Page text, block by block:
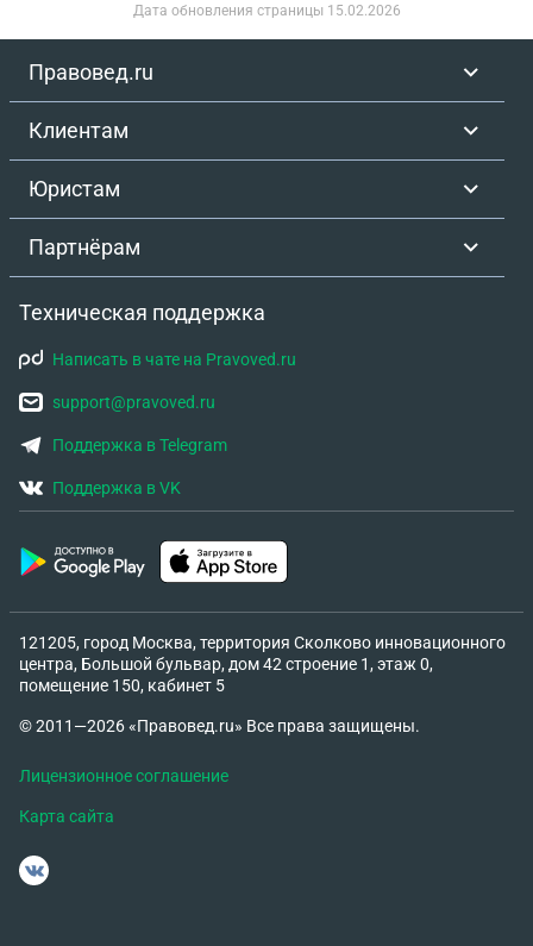
Дата обновления страницы 15.02.2026
Правовед.ru
Клиентам
Юристам
Партнёрам
Техническая поддержка
Написать в чате на Pravoved.ru
support@pravoved.ru
Поддержка в Telegram
Поддержка в VK
121205, город Москва, территория Сколково инновационного
центра, Большой бульвар, дом 42 строение 1, этаж 0,
помещение 150, кабинет 5
© 2011—2026 «Правовед.ru» Все права защищены.
Лицензионное соглашение
Карта сайта